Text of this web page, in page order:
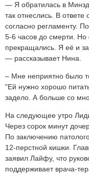
— Я обратилась в
так отнеслись. В
согласно регламенту.
5-6 часов до смерти. Но
прекращались. Я её и
— рассказывает Нина.
– Мне неприятно было
"Ей нужно хорошо
задело. А больше со
На следующее утро
Через сорок минут
По заключению
12-перстной кишки.
заявил Лайфу, что
поддерживает врача-